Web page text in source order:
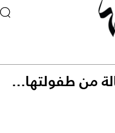
من طفولتها...